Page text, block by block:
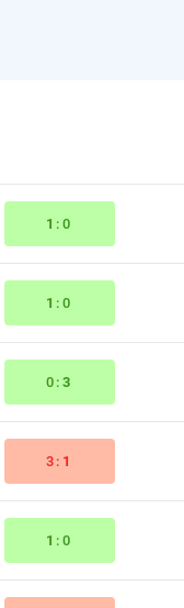
1 :0
1 :0
0: 3
3: 1
1 :0